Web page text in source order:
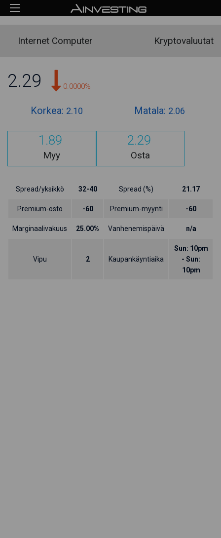
Internet Computer Kryptovaluutat
2.29 0.0000%
Korkea: 2.10 Matala: 2.06
1.89
Myy
2.29
Osta
Spread/yksikkö 32-40 Spread (%) 21.17
Premium-osto -60 Premium-myynti -60
Marginaalivakuus 25.00% Vanhenemispäivä n/a
Vipu 2 Kaupankäyntiaika
Sun: 10pm
- Sun:
10pm